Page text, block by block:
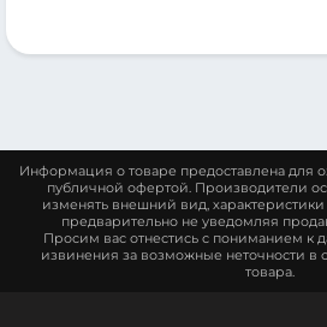
Информация о товаре предоставлена для
публичной офертой. Производители
изменять внешний вид,
предварительно не уведомляя
Просим вас отнестись с пониманием к
извинения за возможные неточности в
товара.